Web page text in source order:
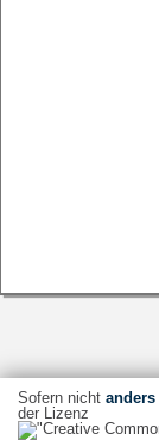
Sofern nicht anders
der Lizenz